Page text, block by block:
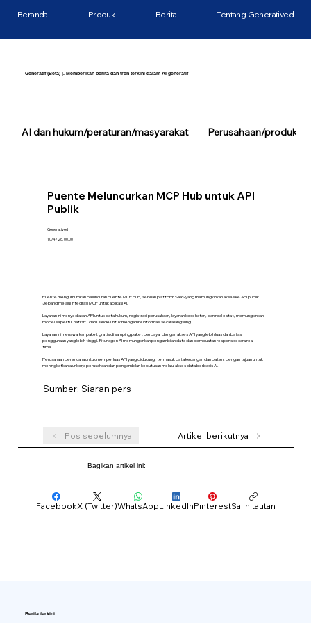
Generatif (Beta) |. Memberikan berita dan tren terkini dalam AI generatif
Puente Meluncurkan MCP Hub untuk API
Publik
Generatived
10/4/26, 00.00
Puente mengumumkan peluncuran Puente MCP Hub, sebuah platform SaaS yang memungkinkan akses ke API publik
Jepang melalui integrasi MCP untuk aplikasi AI.
Layanan ini menyediakan API untuk data hukum, registrasi perusahaan, layanan kesehatan, dan real estat, memungkinkan
model seperti ChatGPT dan Claude untuk mengambil informasi secara langsung.
Layanan ini menawarkan paket gratis di samping paket berbayar dengan akses API yang lebih luas dan batas
penggunaan yang lebih tinggi. Fitur agen AI memungkinkan pengambilan data dan pembuatan respons secara real-
time.
Perusahaan berencana untuk memperluas API yang didukung, termasuk data keuangan dan paten, dengan tujuan untuk
meningkatkan alur kerja perusahaan dan pengambilan keputusan melalui akses data berbasis AI.
Sumber: Siaran pers
Pos sebelumnya Artikel berikutnya
Beranda Produk Berita Tentang Generatived
Bagikan artikel ini:
FacebookX (Twitter)WhatsAppLinkedInPinterestSalin tautan
AI dan hukum/peraturan/masyarakat Perusahaan/produk/
Berita terkini